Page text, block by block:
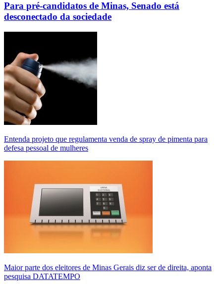
Para pré-candidatos de Minas, Senado está
desconectado da sociedade
Entenda projeto que regulamenta venda de spray de pimenta para
defesa pessoal de mulheres
Maior parte dos eleitores de Minas Gerais diz ser de direita, aponta
pesquisa DATATEMPO